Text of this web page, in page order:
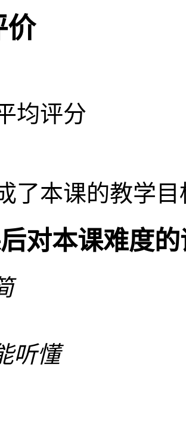
价
均评分
了本课的教学目
对本课难度
听懂